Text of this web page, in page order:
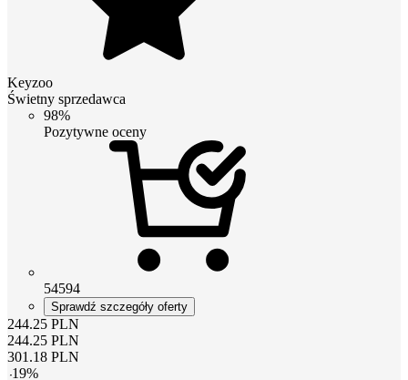
Keyzoo
Świetny sprzedawca
98%
Pozytywne oceny
54594
Sprawdź szczegóły oferty
244.25 PLN
244.25 PLN
301.18 PLN
-19%